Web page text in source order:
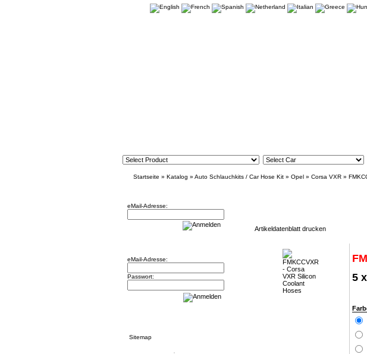
Startseite » Katalog » Auto Schlauchkits / Car Hose Kit » Opel » Corsa VXR »
eMail-Adresse:
eMail-Adresse:
Passwort:
Sitemap
Artikeldatenblatt drucken
5